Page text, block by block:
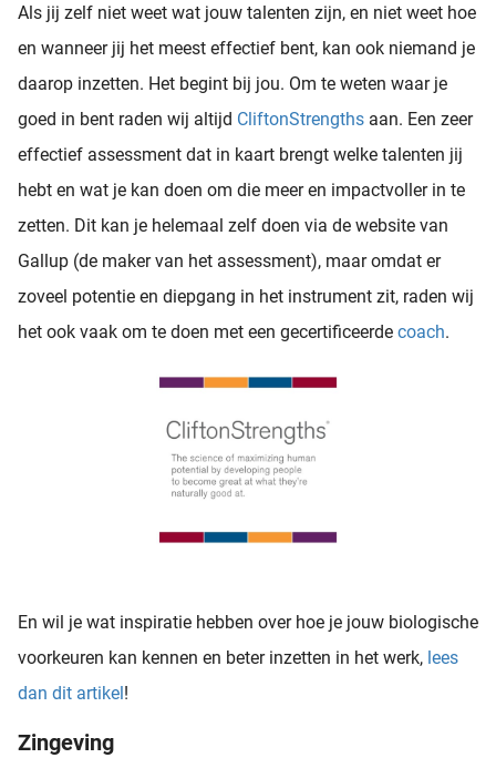
Als jij zelf niet weet wat jouw talenten zijn, en niet weet hoe
en wanneer jij het meest effectief bent, kan ook niemand je
daarop inzetten. Het begint bij jou. Om te weten waar je
goed in bent raden wij altijd CliftonStrengths aan. Een zeer
effectief assessment dat in kaart brengt welke talenten jij
hebt en wat je kan doen om die meer en impactvoller in te
zetten. Dit kan je helemaal zelf doen via de website van
Gallup (de maker van het assessment), maar omdat er
zoveel potentie en diepgang in het instrument zit, raden wij
het ook vaak om te doen met een gecertificeerde coach.
En wil je wat inspiratie hebben over hoe je jouw biologische
voorkeuren kan kennen en beter inzetten in het werk, lees
dan dit artikel !
Zingeving